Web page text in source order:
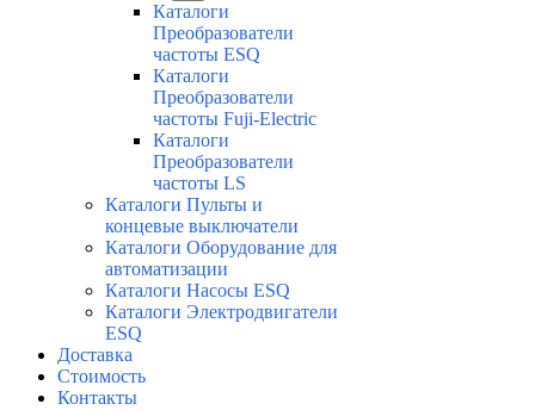
Каталоги
Преобразователи
частоты ESQ
Каталоги
Преобразователи
частоты Fuji-Electric
Каталоги
Преобразователи
частоты LS
Каталоги Пульты и
концевые выключатели
Каталоги Оборудование для
автоматизации
Каталоги Насосы ESQ
Каталоги Электродвигатели
ESQ
Доставка
Стоимость
Контакты